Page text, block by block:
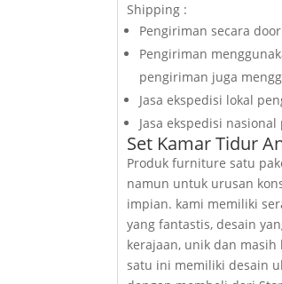
Shipping :
Pengiriman secara
Pengiriman
pengiriman juga
Jasa ekspedisi lokal
Jasa ekspedisi
Set Kamar Tidur
Produk furniture satu
namun untuk urusan
impian. kami memiliki
yang fantastis, desain
kerajaan, unik dan
satu ini memiliki desain